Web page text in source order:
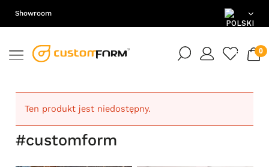
EN
PL
Showroom
Ten produkt jest niedostępny.
#customform